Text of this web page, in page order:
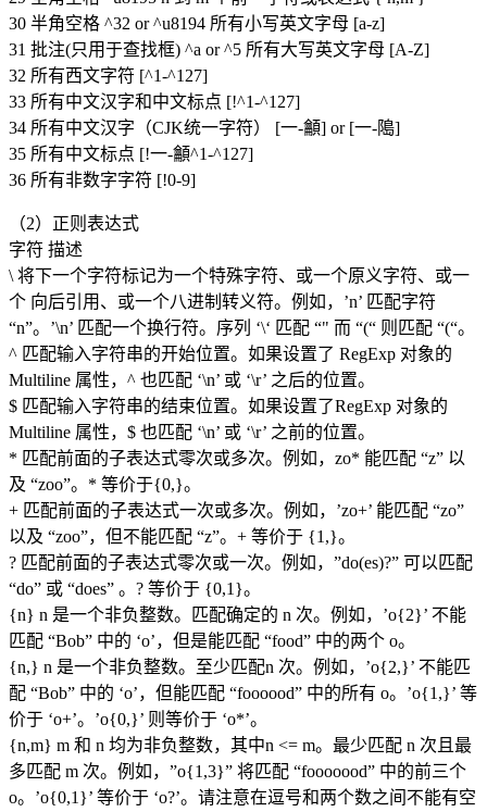
30 半角空格 ^32 or ^u8194 所有小写英文字母 [a-z]
31 批注(只用于查找框) ^a or ^5 所有大写英文字母 [A-Z]
32 所有西文字符 [^1-^127]
33 所有中文汉字和中文标点 [!^1-^127]
34 所有中文汉字（CJK统一字符） [一-龥] or [一-﨩]
35 所有中文标点 [!一-龥^1-^127]
36 所有非数字字符 [!0-9]
（2）正则表达式
字符 描述
\ 将下一个字符标记为一个特殊字符、或一个原义字符、或一
个 向后引用、或一个八进制转义符。例如，’n’ 匹配字符
“n”。’\n’ 匹配一个换行符。序列 ‘\‘ 匹配 “" 而 “(“ 则匹配 “(“。
^ 匹配输入字符串的开始位置。如果设置了 RegExp 对象的
Multiline 属性，^ 也匹配 ‘\n’ 或 ‘\r’ 之后的位置。
$ 匹配输入字符串的结束位置。如果设置了RegExp 对象的
Multiline 属性，$ 也匹配 ‘\n’ 或 ‘\r’ 之前的位置。
* 匹配前面的子表达式零次或多次。例如，zo* 能匹配 “z” 以
及 “zoo”。* 等价于{0,}。
+ 匹配前面的子表达式一次或多次。例如，’zo+’ 能匹配 “zo”
以及 “zoo”，但不能匹配 “z”。+ 等价于 {1,}。
? 匹配前面的子表达式零次或一次。例如，”do(es)?” 可以匹配
“do” 或 “does” 。? 等价于 {0,1}。
{n} n 是一个非负整数。匹配确定的 n 次。例如，’o{2}’ 不能
匹配 “Bob” 中的 ‘o’，但是能匹配 “food” 中的两个 o。
{n,} n 是一个非负整数。至少匹配n 次。例如，’o{2,}’ 不能匹
配 “Bob” 中的 ‘o’，但能匹配 “foooood” 中的所有 o。’o{1,}’ 等
价于 ‘o+’。’o{0,}’ 则等价于 ‘o*’。
{n,m} m 和 n 均为非负整数，其中n <= m。最少匹配 n 次且最
多匹配 m 次。例如，”o{1,3}” 将匹配 “fooooood” 中的前三个
o。’o{0,1}’ 等价于 ‘o?’。请注意在逗号和两个数之间不能有空